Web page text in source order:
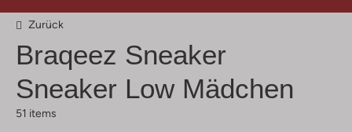
Zurück
Braqeez Sneaker
Sneaker Low Mädchen
51 items